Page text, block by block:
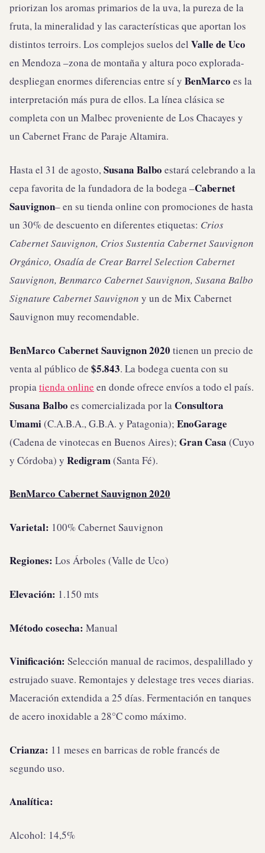
priorizan los aromas primarios de la uva, la pureza de la
fruta, la mineralidad y las características que aportan los
distintos terroirs. Los complejos suelos del Valle de Uco
en Mendoza –zona de montaña y altura poco explorada-
despliegan enormes diferencias entre sí y BenMarco es la
interpretación más pura de ellos. La línea clásica se
completa con un Malbec proveniente de Los Chacayes y
un Cabernet Franc de Paraje Altamira.
Hasta el 31 de agosto,Susana Balbo estará celebrando a la
cepa favorita de la fundadora de la bodega –Cabernet
Sauvignon– en su tienda online con promociones de hasta
un 30% de descuento en diferentes etiquetas: Crios
Cabernet Sauvignon, Crios Sustentia Cabernet Sauvignon
Orgánico, Osadía de Crear Barrel Selection Cabernet
Sauvignon, Benmarco Cabernet Sauvignon, Susana Balbo
Signature Cabernet Sauvignon y un de Mix Cabernet
Sauvignon muy recomendable.
BenMarco Cabernet Sauvignon 2020 tienen un precio de
venta al público de $5.843. La bodega cuenta con su
propia tienda online en donde ofrece envíos a todo el país.
Susana Balbo es comercializada por la Consultora
Umami(C.A.B.A., G.B.A. y Patagonia); EnoGarage
(Cadena de vinotecas en Buenos Aires); Gran Casa (Cuyo
y Córdoba) y Redigram(Santa Fé).
BenMarco Cabernet Sauvignon 2020
Varietal: 100% Cabernet Sauvignon
Regiones: Los Árboles (Valle de Uco)
Elevación: 1.150 mts
Método cosecha: Manual
Vinificación: Selección manual de racimos, despalillado y
estrujado suave. Remontajes y delestage tres veces diarias.
Maceración extendida a 25 días. Fermentación en tanques
de acero inoxidable a 28°C como máximo.
Crianza: 11 meses en barricas de roble francés de
segundo uso.
Analítica:
Alcohol: 14,5%